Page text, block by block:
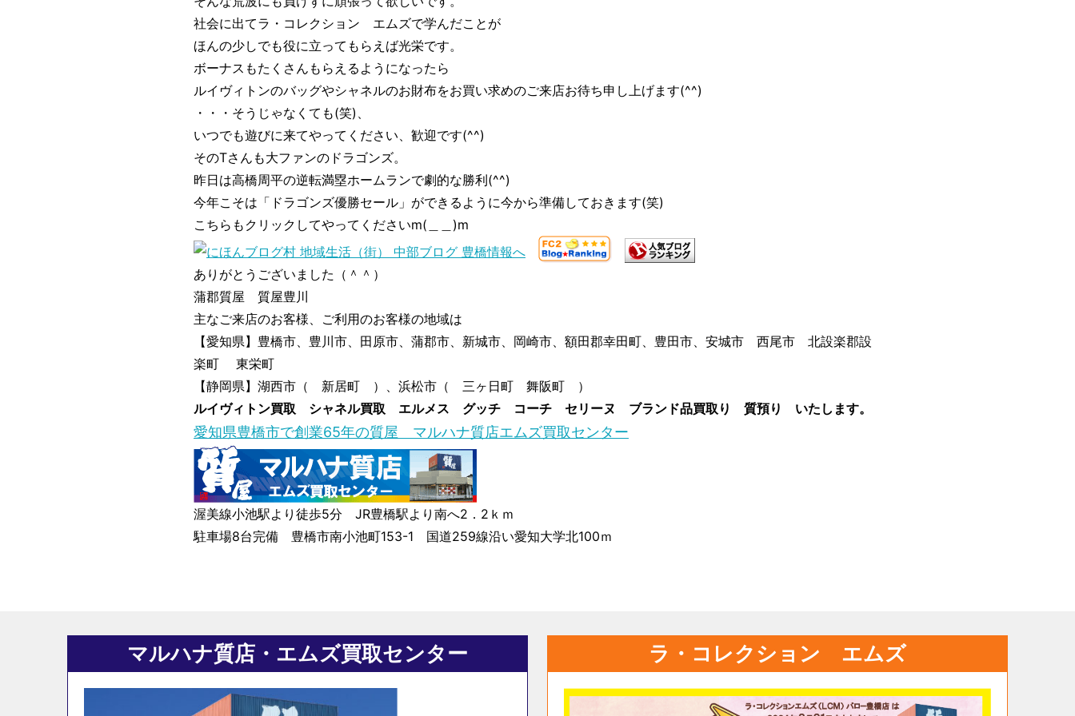
社会に出てラ・コレクション エムズで学んだことが
ほんの少しでも役に立ってもらえば光栄です。
ボーナスもたくさんもらえるようになったら
ルイヴィトンのバッグやシャネルのお財布をお買い求めのご来店お待ち申し上げます(^^)
・・・そうじゃなくても(笑)、
いつでも遊びに来てやってください、歓迎です(^^)
そのTさんも大ファンのドラゴンズ。
昨日は高橋周平の逆転満塁ホームランで劇的な勝利(^^)
今年こそは「ドラゴンズ優勝セール」ができるように今から準備しておきます(笑)
こちらもクリックしてやってくださいm(＿＿)m
ありがとうございました（＾＾）
蒲郡質屋 質屋豊川
主なご来店のお客様、ご利用のお客様の地域は
【愛知県】豊橋市、豊川市、田原市、蒲郡市、新城市、岡崎市、額田郡幸田町、豊田市、安城市 西尾市 北設楽郡設
楽町 東栄町
【静岡県】湖西市（ 新居町 ）、浜松市（ 三ヶ日町 舞阪町 ）
ルイヴィトン買取 シャネル買取 エルメス グッチ コーチ セリーヌ ブランド品買取り 質預り いたします。
愛知県豊橋市で創業65年の質屋 マルハナ質店エムズ買取センター
渥美線小池駅より徒歩5分 JR豊橋駅より南へ2．2ｋｍ
駐車場8台完備 豊橋市南小池町153-1 国道259線沿い愛知大学北100ｍ
マルハナ質店・エムズ買取センター ラ・コレクション エムズ